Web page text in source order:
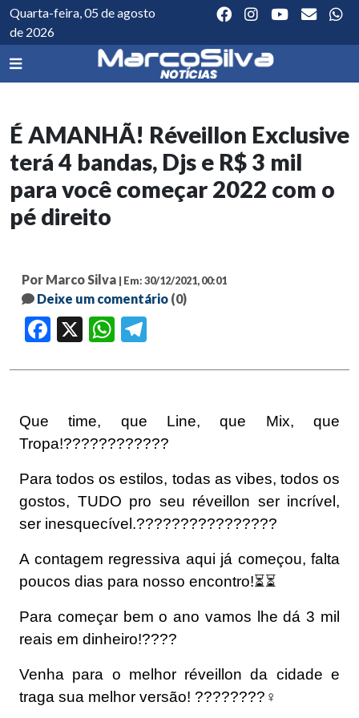
Quarta-feira, 05 de agosto
de 2026
É AMANHÃ! Réveillon Exclusive
terá 4 bandas, Djs e R$ 3 mil
para você começar 2022 com o
pé direito
Por Marco Silva | Em: 30/12/2021, 00:01
Deixe um comentário (0)
Facebook WhatsApp
Que time, que Line, que Mix, que
Tropa!????????????
Para todos os estilos, todas as vibes, todos os
gostos, TUDO pro seu réveillon ser incrível,
ser inesquecível.????????????????
A contagem regressiva aqui já começou, falta
poucos dias para nosso encontro!⏳⏳
Para começar bem o ano vamos lhe dá 3 mil
reais em dinheiro!????
Venha para o melhor réveillon da cidade e
traga sua melhor versão! ????????‍♀️